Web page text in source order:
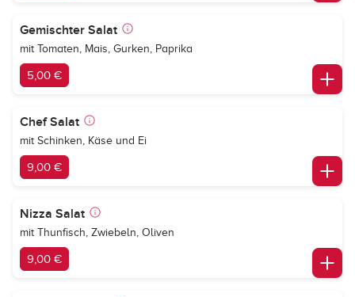
Gemischter Salat
mit Tomaten, Mais, Gurken, Paprika
5,00 €
Chef Salat
mit Schinken, Käse und Ei
9,00 €
Nizza Salat
mit Thunfisch, Zwiebeln, Oliven
9,00 €